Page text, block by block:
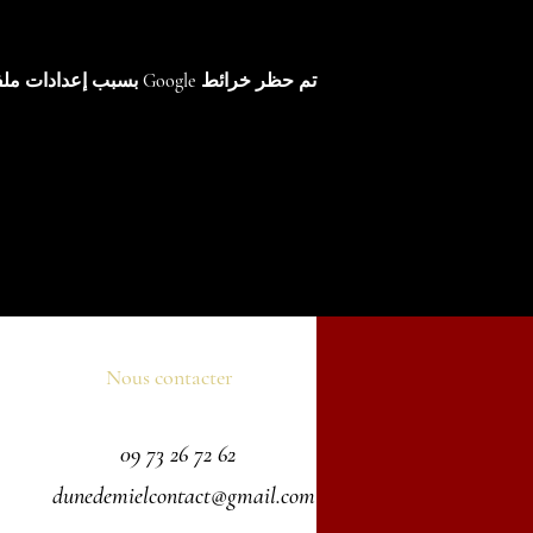
تم حظر خرائط Google بسبب إعدادات ملفات تعريف الارتباط التحليلية والوظيفية لديك.
Nous contacter
09 73 26 72 62
dunedemielcontact@gmail.com